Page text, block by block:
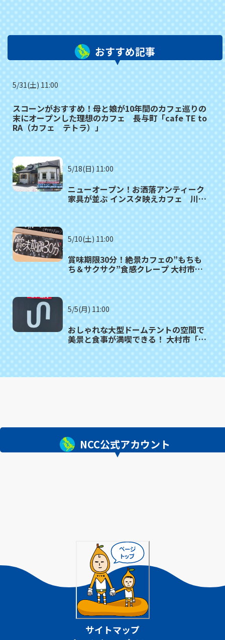
おすすめ記事
5/31(土) 11:00
スコーンがおすすめ！母と娘が10年間のカフェ巡りの
末にオープンした理想のカフェ 長与町「cafe TE to
RA（カフェ テトラ）」
5/18(日) 11:00
ニューオープン！お洒落アンティーク
家具が並ぶ インスタ映えカフェ 川棚
5/10(土) 11:00
賞味期限30分！絶景カフェの”もちも
ち＆サクサク”食感クレープ 大村市
5/5(月) 11:00
おしゃれな大型ドームテントの空間で
美景と食事が満喫できる！ 大村市「カ
NCC公式アカウント
サイトマップ